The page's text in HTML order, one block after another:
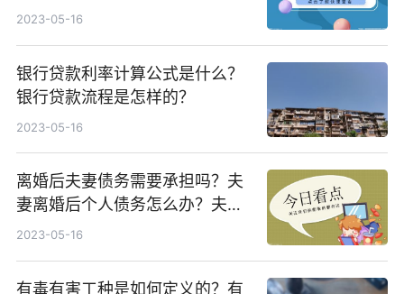
婚？
2023-05-16
银行贷款利率计算公式是什么？
银行贷款流程是怎样的？
2023-05-16
离婚后夫妻债务需要承担吗？夫
妻离婚后个人债务怎么办？夫妻
一方不还共同债务怎么办？
2023-05-16
有毒有害工种是如何定义的？有